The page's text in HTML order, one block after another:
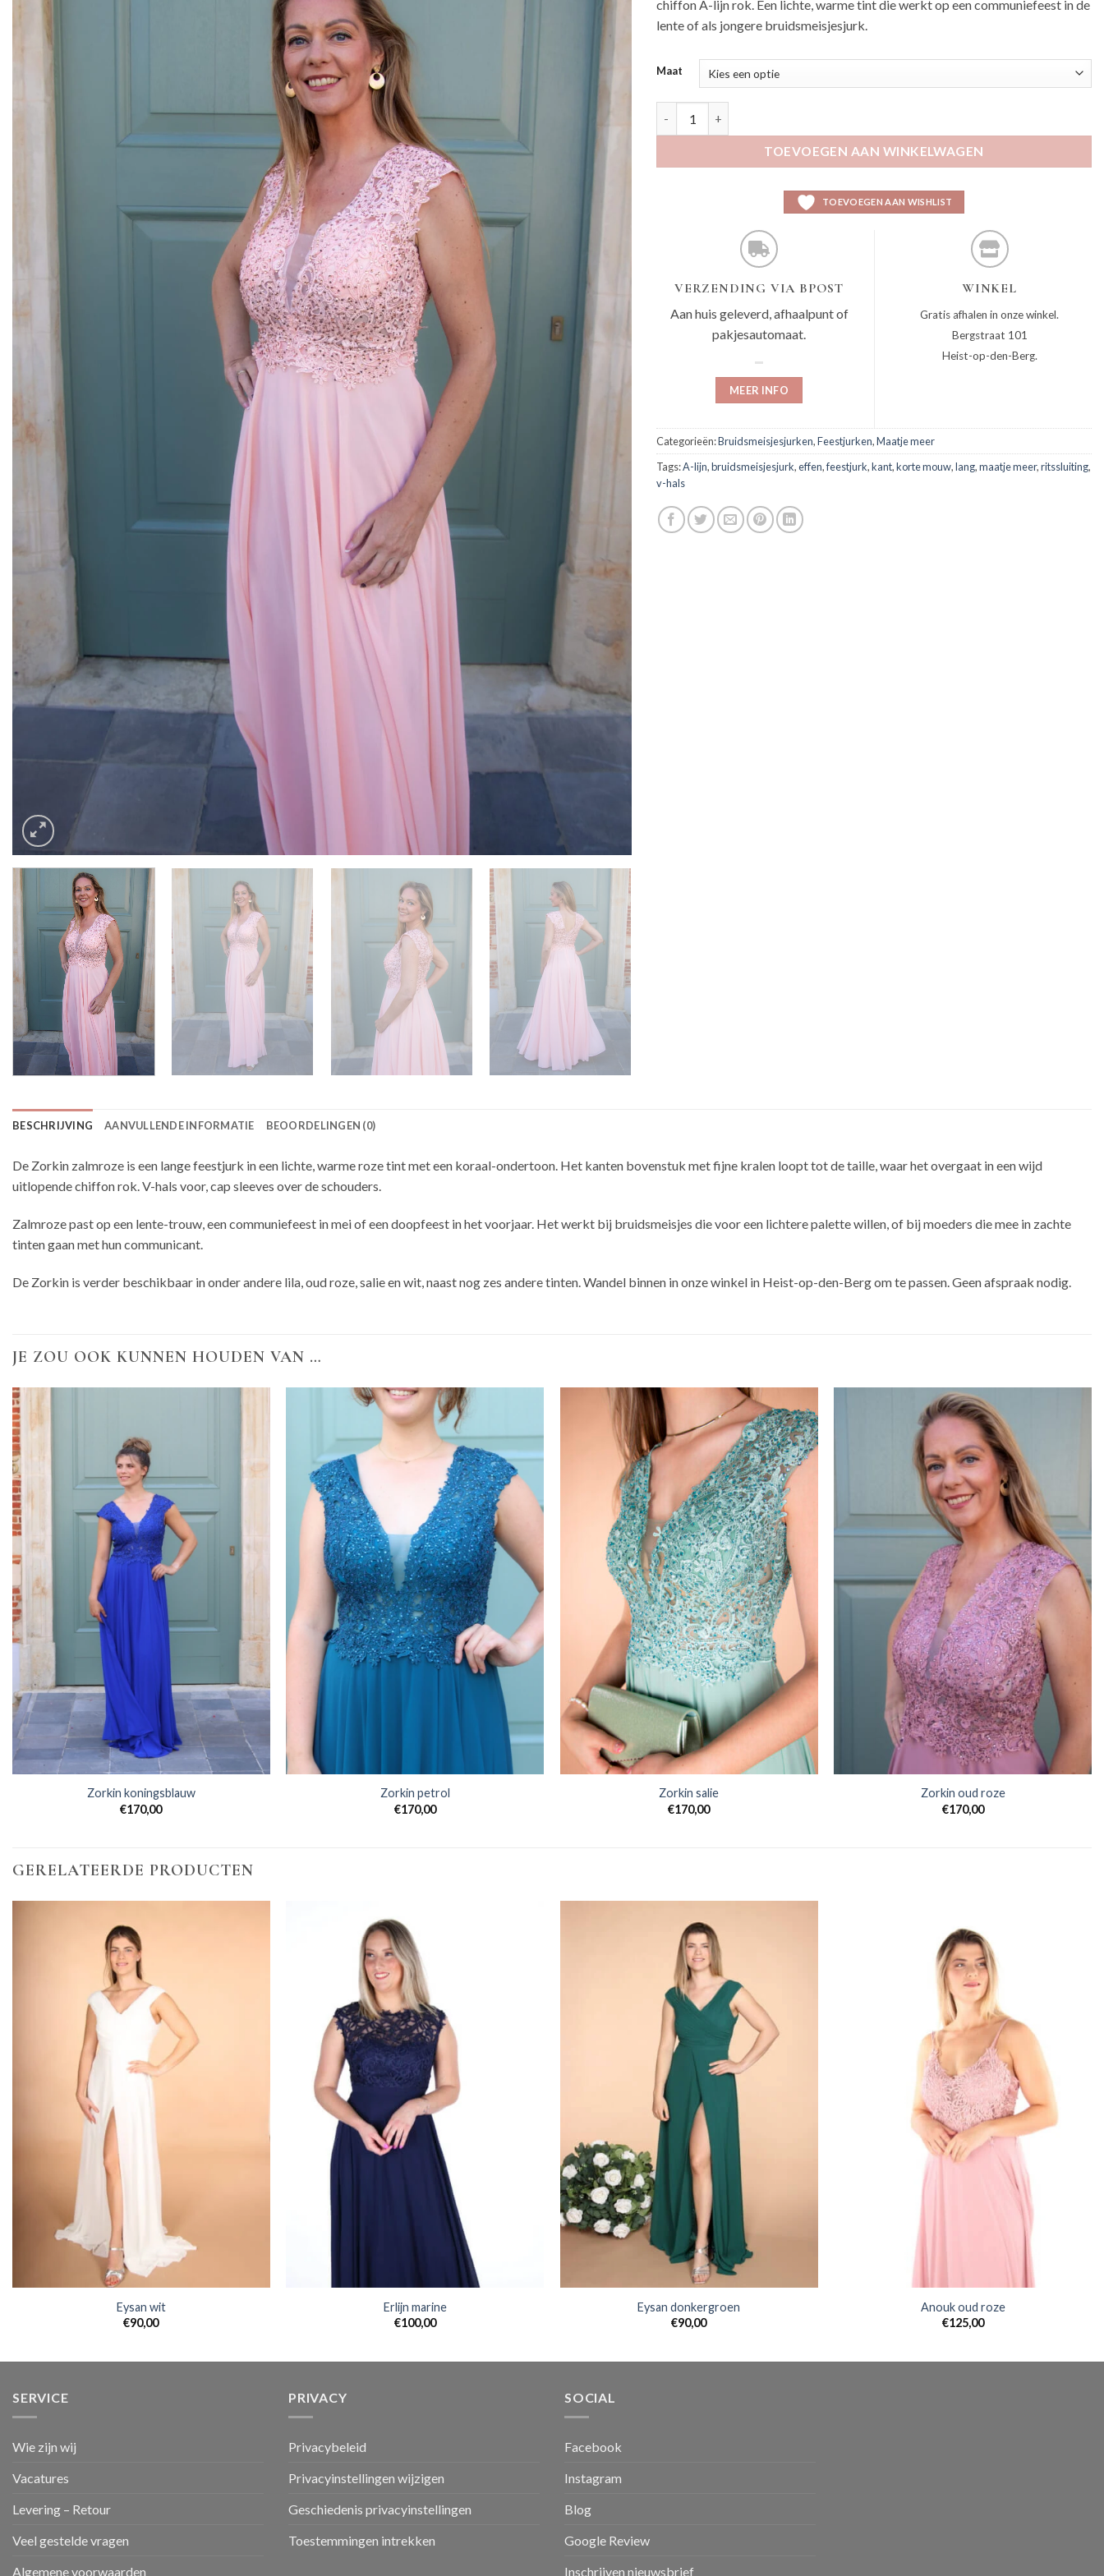
chiffon A-lijn rok. Een lichte, warme tint die werkt op een communiefeest in de
lente of als jongere bruidsmeisjesjurk.
Maat
TOEVOEGEN AAN WINKELWAGEN
TOEVOEGEN AAN WISHLIST
VERZENDING VIA BPOST
Aan huis geleverd, afhaalpunt of
pakjesautomaat.
MEER INFO
WINKEL
Gratis afhalen in onze winkel.
Bergstraat 101
Heist-op-den-Berg.
Categorieën:Bruidsmeisjesjurken,Feestjurken,Maatje meer
Tags:A-lijn,bruidsmeisjesjurk,effen,feestjurk,kant,korte mouw,lang,maatje meer,ritssluiting,
v-hals
BESCHRIJVING AANVULLENDE INFORMATIE BEOORDELINGEN (0)
De Zorkin zalmroze is een lange feestjurk in een lichte, warme roze tint met een koraal-ondertoon. Het kanten bovenstuk met fijne kralen loopt tot de taille, waar het overgaat in een wijd
uitlopende chiffon rok. V-hals voor, cap sleeves over de schouders.
Zalmroze past op een lente-trouw, een communiefeest in mei of een doopfeest in het voorjaar. Het werkt bij bruidsmeisjes die voor een lichtere palette willen, of bij moeders die mee in zachte
tinten gaan met hun communicant.
De Zorkin is verder beschikbaar in onder andere lila, oud roze, salie en wit, naast nog zes andere tinten. Wandel binnen in onze winkel in Heist-op-den-Berg om te passen. Geen afspraak nodig.
JE ZOU OOK KUNNEN HOUDEN VAN …
Zorkin koningsblauw
€170,00
Zorkin petrol
€170,00
Zorkin salie
€170,00
Zorkin oud roze
€170,00
GERELATEERDE PRODUCTEN
Eysan wit
€90,00
Erlijn marine
€100,00
Eysan donkergroen
€90,00
Anouk oud roze
€125,00
SERVICE
Wie zijn wij
Vacatures
Levering – Retour
Veel gestelde vragen
Algemene voorwaarden
PRIVACY
Privacybeleid
Privacyinstellingen wijzigen
Geschiedenis privacyinstellingen
Toestemmingen intrekken
SOCIAL
Facebook
Instagram
Blog
Google Review
Inschrijven nieuwsbrief